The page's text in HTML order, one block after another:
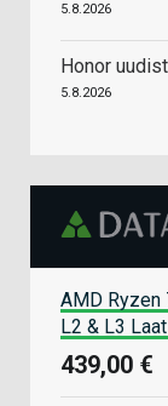
5.8.2026
Honor
5.8.2026
AMD Ryzen
L2 & L3
439,00 €